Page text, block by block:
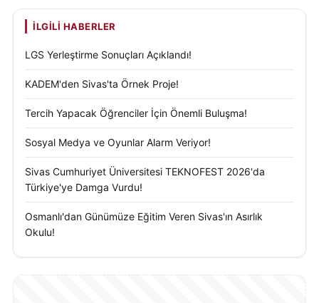
İLGILI HABERLER
LGS Yerleştirme Sonuçları Açıklandı!
KADEM'den Sivas'ta Örnek Proje!
Tercih Yapacak Öğrenciler İçin Önemli Buluşma!
Sosyal Medya ve Oyunlar Alarm Veriyor!
Sivas Cumhuriyet Üniversitesi TEKNOFEST 2026'da
Türkiye'ye Damga Vurdu!
Osmanlı'dan Günümüze Eğitim Veren Sivas'ın Asırlık
Okulu!